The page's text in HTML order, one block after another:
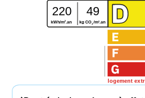
logement
220 49
kWh/m2.an kg CO2 /m2 .an